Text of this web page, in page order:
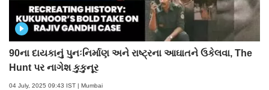
90ના દાયકાનું પુનઃનિર્માણ અને રાષ્ટ્રના આઘાતને ઉકેલવા, The
Hunt પર નાગેશ કુકુનૂર
04 July, 2025 09:43 IST | Mumbai